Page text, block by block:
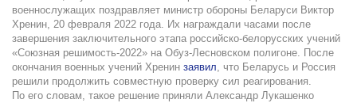
военнослужащих поздравляет министр обороны Беларуси Виктор
Хренин, 20 февраля 2022 года. Их награждали часами после
завершения заключительного этапа российско-белорусских учений
«Союзная решимость-2022» на Обуз-Лесновском полигоне. После
окончания военных учений Хренин заявил, что Беларусь и Россия
решили продолжить совместную проверку сил реагирования.
По его словам, такое решение приняли Александр Лукашенко